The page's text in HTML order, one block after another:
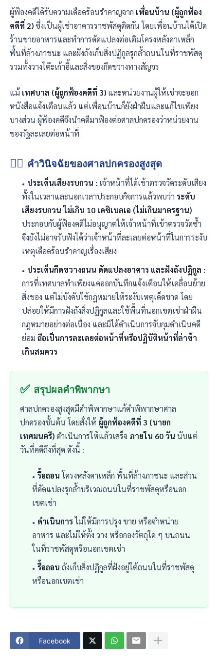
ผู้ฟ้องคดีได้รับความเดือดร้อนรำคาญจาก เพื่อนบ้าน (ผู้ถูกฟ้อง
คดีที่ 2)ซึ่งเป็นผู้เช่าอาคารราชพัสดุติดกัน โดยเพื่อนบ้านได้เปิด
ร้านขายอาหารและทำการดัดแปลงต่อเติมโครงหลังคาเหล็ก
พื้นที่ล้างภาชนะ และฝังถังเก็บสิ่งปฏิกูลรุกล้ำถนนในที่ราชพัสดุ
รวมทั้งวางโต๊ะเก้าอี้และสิ่งของกีดขวางทางสัญจร
แม้ เทศบาล (ผู้ถูกฟ้องคดีที่ 3) และหน่วยงานผู้ให้เช่าจะออก
หนังสือแจ้งเตือนแล้ว แต่เพื่อนบ้านก็ยังฝ่าฝืนและแก้ไขเพียง
บางส่วน ผู้ฟ้องคดีจึงนำคดีมาฟ้องต่อศาลปกครองว่าหน่วยงาน
ของรัฐละเลยต่อหน้าที่
🧑‍⚖️ คำวินิจฉัยของศาลปกครองสูงสุด
ประเด็นเสียงรบกวน : เจ้าหน้าที่ได้เข้าตรวจวัดระดับเสียง
ทั้งในเวลาและนอกเวลาประกอบกิจการแล้วพบว่า ระดับ
เสียงรบกวน ไม่เกิน 10 เดซิเบลเอ (ไม่เกินมาตรฐาน)
ประกอบกับผู้ฟ้องคดีไม่อนุญาตให้เจ้าหน้าที่เข้าตรวจวัดซ้ำ
จึงยังไม่อาจรับฟังได้ว่าเจ้าหน้าที่ละเลยต่อหน้าที่ในการระงับ
เหตุเดือดร้อนรำคาญเรื่องเสียง
ประเด็นกีดขวางถนน ดัดแปลงอาคาร และฝังถังปฏิกูล :
การที่เทศบาลทำเพียงแค่ออกบันทึกแจ้งเตือนให้เคลื่อนย้าย
สิ่งของ แต่ไม่บังคับใช้กฎหมายให้ระงับเหตุเด็ดขาด โดย
ปล่อยให้มีการฝังถังสิ่งปฏิกูลและใช้พื้นที่นอกเขตเช่าฝ่าฝืน
กฎหมายอย่างต่อเนื่อง และมิได้ดำเนินการจับกุมดำเนินคดี
ย่อม ถือเป็นการละเลยต่อหน้าที่หรือปฏิบัติหน้าที่ล่าช้า
เกินสมควร
✅ สรุปผลคำพิพากษา
ศาลปกครองสูงสุดมีคำพิพากษาแก้คำพิพากษาศาล
ปกครองชั้นต้น โดยสั่งให้ ผู้ถูกฟ้องคดีที่ 3 (นายก
เทศมนตรี)ดำเนินการให้แล้วเสร็จ ภายใน 60 วัน นับแต่
วันที่คดีถึงที่สุด ดังนี้ :
รื้อถอน โครงหลังคาเหล็ก พื้นที่ล้างภาชนะ และส่วน
ที่ดัดแปลงรุกล้ำบริเวณถนนในที่ราชพัสดุหรือนอก
เขตเช่า
ดำเนินการไม่ให้มีการปรุง ขาย หรือจำหน่าย
อาหาร และไม่ให้ตั้ง วาง หรือกองวัตถุใด ๆ บนถนน
ในที่ราชพัสดุหรือนอกเขตเช่า
รื้อถอน ถังเก็บสิ่งปฏิกูลที่ฝังอยู่ใต้ถนนในที่ราชพัสดุ
หรือนอกเขตเช่า
Facebook